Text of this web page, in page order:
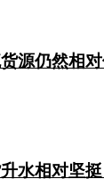
源仍然相
水相对坚